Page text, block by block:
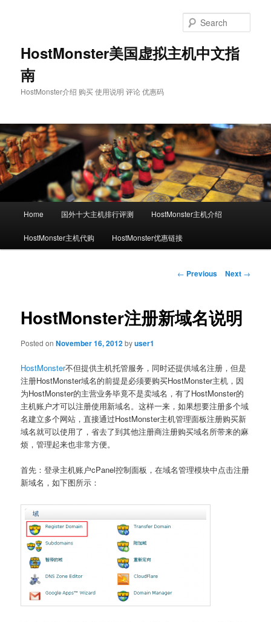
HostMonster美国虚拟主机中文指
南
HostMonster介绍 购买 使用说明 评论 优惠码
Home 国外十大主机排行评测 HostMonster主机介绍
HostMonster主机代购 HostMonster优惠链接
Post
← Previous Next →
HostMonster注册新域名说明
Posted onNovember 16, 2012byuser1
HostMonster不但提供主机托管服务，同时还提供域名注册，但是
注册HostMonster域名的前提是必须要购买HostMonster主机，因
为HostMonster的主营业务毕竟不是卖域名，有了HostMonster的
主机账户才可以注册使用新域名。这样一来，如果想要注册多个域
名建立多个网站，直接通过HostMonster主机管理面板注册购买新
域名就可以使用了，省去了到其他注册商注册购买域名所带来的麻
烦，管理起来也非常方便。
首先：登录主机账户cPanel控制面板，在域名管理模块中点击注册
新域名，如下图所示：